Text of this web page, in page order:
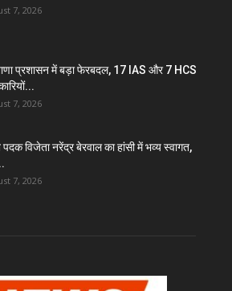
7, 2026
प्रशासन में बड़ा फेरबदल, 17 IAS और 7 HCS
7, 2026
विजेता नरेंद्र बेरवाल का हांसी में भव्य स्वागत,
7, 2026